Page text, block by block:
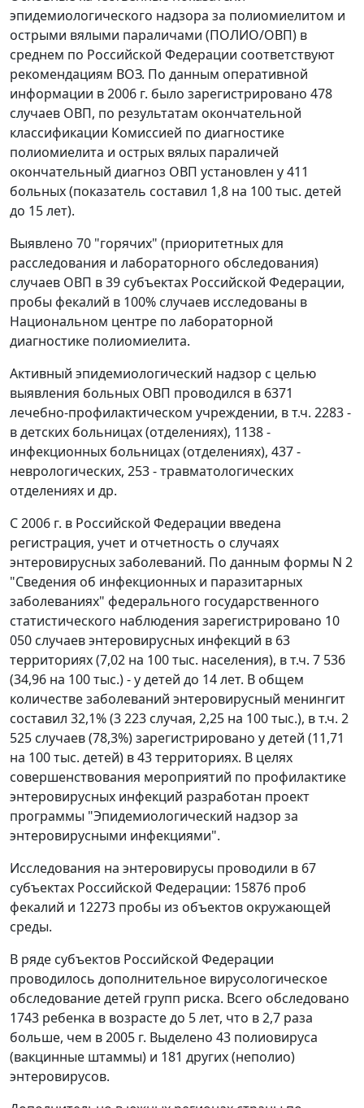
эпидемиологического надзора за полиомиелитом и
острыми вялыми параличами (ПОЛИО/ОВП) в
среднем по Российской Федерации соответствуют
рекомендациям ВОЗ. По данным оперативной
информации в 2006 г. было зарегистрировано 478
случаев ОВП, по результатам окончательной
классификации Комиссией по диагностике
полиомиелита и острых вялых параличей
окончательный диагноз ОВП установлен у 411
больных (показатель составил 1,8 на 100 тыс. детей
до 15 лет).
Выявлено 70 "горячих" (приоритетных для
расследования и лабораторного обследования)
случаев ОВП в 39 субъектах Российской Федерации,
пробы фекалий в 100% случаев исследованы в
Национальном центре по лабораторной
диагностике полиомиелита.
Активный эпидемиологический надзор с целью
выявления больных ОВП проводился в 6371
лечебно-профилактическом учреждении, в т.ч. 2283 -
в детских больницах (отделениях), 1138 -
инфекционных больницах (отделениях), 437 -
неврологических, 253 - травматологических
отделениях и др.
С 2006 г. в Российской Федерации введена
регистрация, учет и отчетность о случаях
энтеровирусных заболеваний. По данным формы N 2
"Сведения об инфекционных и паразитарных
заболеваниях" федерального государственного
статистического наблюдения зарегистрировано 10
050 случаев энтеровирусных инфекций в 63
территориях (7,02 на 100 тыс. населения), в т.ч. 7 536
(34,96 на 100 тыс.) - у детей до 14 лет. В общем
количестве заболеваний энтеровирусный менингит
составил 32,1% (3 223 случая, 2,25 на 100 тыс.), в т.ч. 2
525 случаев (78,3%) зарегистрировано у детей (11,71
на 100 тыс. детей) в 43 территориях. В целях
совершенствования мероприятий по профилактике
энтеровирусных инфекций разработан проект
программы "Эпидемиологический надзор за
энтеровирусными инфекциями".
Исследования на энтеровирусы проводили в 67
субъектах Российской Федерации: 15876 проб
фекалий и 12273 пробы из объектов окружающей
среды.
В ряде субъектов Российской Федерации
проводилось дополнительное вирусологическое
обследование детей групп риска. Всего обследовано
1743 ребенка в возрасте до 5 лет, что в 2,7 раза
больше, чем в 2005 г. Выделено 43 полиовируса
(вакцинные штаммы) и 181 других (неполио)
энтеровирусов.